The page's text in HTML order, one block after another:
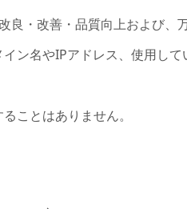
良・改善・品質向上および
ン名やIPアドレス、使用し
ことはありません。